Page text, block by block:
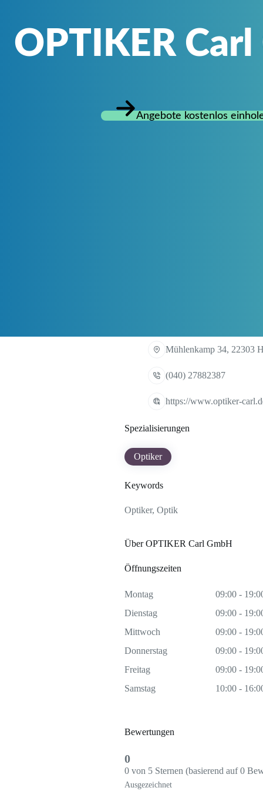
OPTIKER Carl
Angebote kostenlos
Mühlenkamp 34, 22303
(040) 27882387
https://www.optiker-
Spezialisierungen
Optiker
Keywords
Optiker, Optik
Über OPTIKER Carl GmbH
Öffnungszeiten
Montag
09:00 -
Dienstag
09:00 -
Mittwoch
09:00 -
Donnerstag
09:00 -
Freitag
09:00 -
Samstag
10:00 -
Bewertungen
0
0 von 5 Sternen (basierend auf 0
Ausgezeichnet